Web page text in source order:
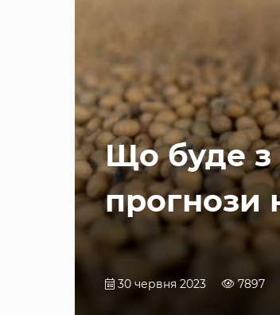
Що буде з
прогнози
30 червня 2023 7897